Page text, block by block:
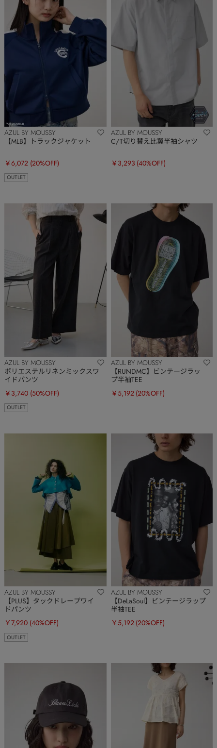
AZUL BY MOUSSY
【MLB】トラックジャケット
￥6,072 (20%OFF)
OUTLET
AZUL BY MOUSSY
C/T切り替え比翼半袖シャツ
￥3,293 (40%OFF)
AZUL BY MOUSSY
ポリエステルリネンミックスワ
イドパンツ
￥3,740 (50%OFF)
OUTLET
AZUL BY MOUSSY
【RUNDMC】ビンテージラッ
プ半袖TEE
￥5,192 (20%OFF)
AZUL BY MOUSSY
【PLUS】タックドレープワイ
ドパンツ
￥7,920 (40%OFF)
OUTLET
AZUL BY MOUSSY
【DeLaSoul】ビンテージラップ
半袖TEE
￥5,192 (20%OFF)